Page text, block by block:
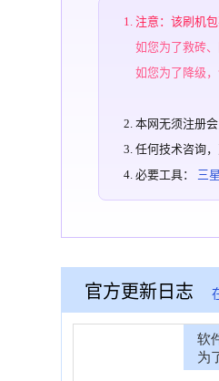
注意：该刷机
如您为了救砖
如您为了降级
本网无须注册
任何技术咨询
必要工具： 三
官方更新日志